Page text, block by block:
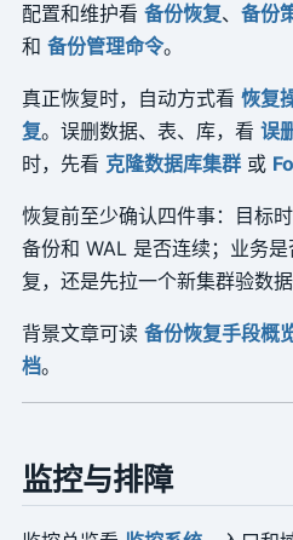
配置和维护看 备份恢复、 备份
和 备份管理命令。
真正恢复时，自动方式看 恢复
复。误删数据、表、库，看 误
时，先看 克隆数据库集群或
恢复前至少确认四件事：目标
备份和 WAL 是否连续；业务
复，还是先拉一个新集群验数据
背景文章可读 备份恢复手段概
档。
监控与排障